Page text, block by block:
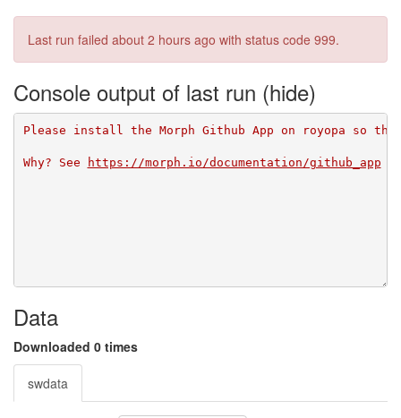
Last run failed about 2 hours ago with status code 999.
Console output of last run
Please install the Morph Github App on royopa so
Why? See https://morph.io/documentation/github_app
Data
Downloaded 0 times
swdata